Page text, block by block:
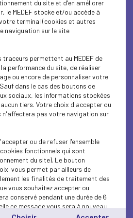
du site et d'en améliorer
le MEDEF stocke et/ou accède à
terminal (cookies et autres
naviguation sur le site
permettent au MEDEF de
performance du site, de réaliser
ou encore de personnaliser votre
dans le cas des boutons de
sociaux, les informations stockées
tiers. Votre choix d'accepter ou
n'affectera pas votre navigation sur
ou de refuser l'ensemble
fonctionnels qui sont
du site). Le bouton
vous permet par ailleurs de
les finalités de traitement des
vous souhaitez accepter ou
conservé pendant une durée de 6
ce message vous sera à nouveau